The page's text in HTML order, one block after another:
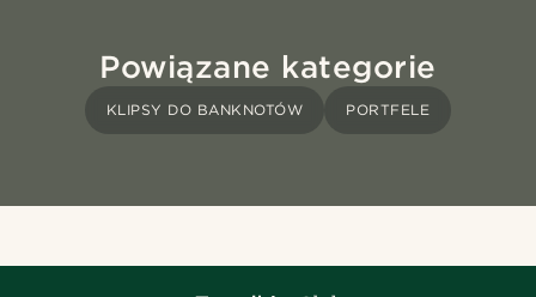
Powiązane kategorie
KLIPSY DO BANKNOTÓW PORTFELE